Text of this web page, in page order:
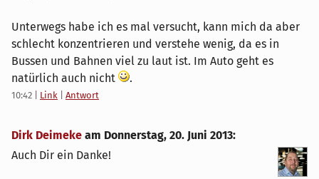
Unterwegs habe ich es mal versucht, kann mich da aber
schlecht konzentrieren und verstehe wenig, da es in
Bussen und Bahnen viel zu laut ist. Im Auto geht es
natürlich auch nicht
.
10:42 Link Antwort
Dirk Deimeke am Donnerstag, 20. Juni 2013:
Auch Dir ein Danke!